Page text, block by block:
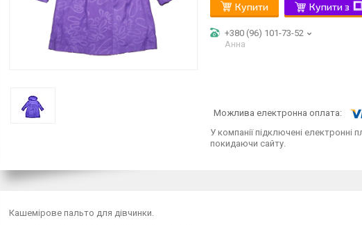
Купити Купити з
+380 (96) 101-73-52
Анна
У компанії підключені електронні
покидаючи сайту.
Кашемірове пальто для дівчинки.